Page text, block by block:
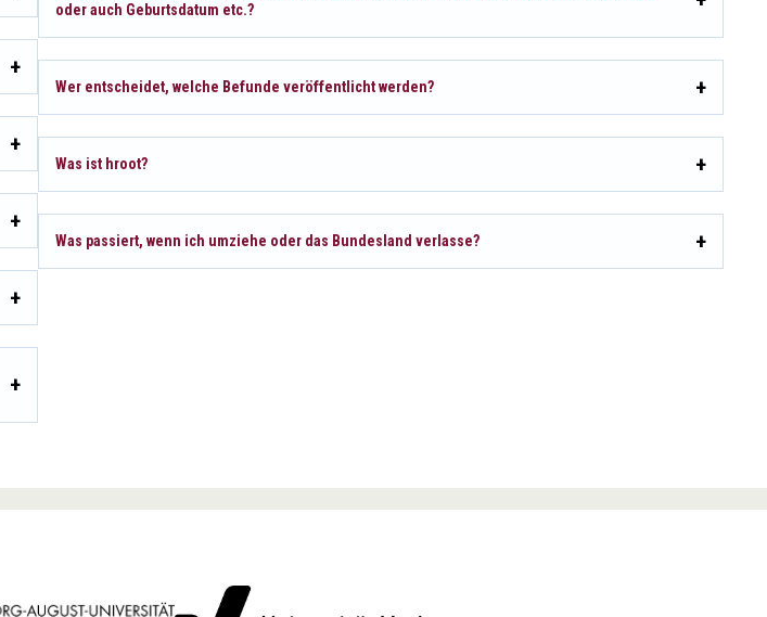
oder auch Geburtsdatum etc.?
Wer entscheidet, welche Befunde veröffentlicht werden?
Was ist hroot?
Was passiert, wenn ich umziehe oder das Bundesland verlasse?